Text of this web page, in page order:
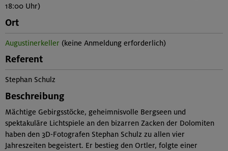
18:00 Uhr)
Ort
Augustinerkeller (keine Anmeldung erforderlich)
Referent
Stephan Schulz
Beschreibung
Mächtige Gebirgsstöcke, geheimnisvolle Bergseen und
spektakuläre Lichtspiele an den bizarren Zacken der Dolomiten
haben den 3D-Fotografen Stephan Schulz zu allen vier
Jahreszeiten begeistert. Er bestieg den Ortler, folgte einer